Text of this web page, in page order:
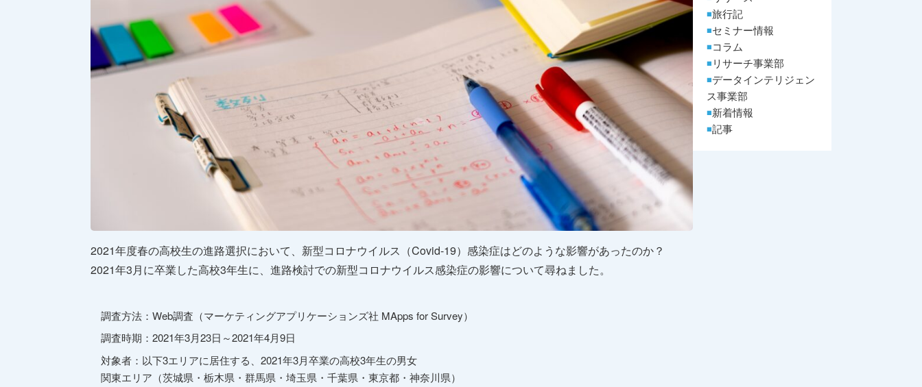
2021年度春の高校生の進路選択において、新型コロナウイルス（Covid-19）感染症はどのような影響があったのか？
2021年3月に卒業した高校3年生に、進路検討での新型コロナウイルス感染症の影響について尋ねました。
調査方法：Web調査（マーケティングアプリケーションズ社 MApps for Survey）
調査時期：2021年3月23日～2021年4月9日
対象者：以下3エリアに居住する、2021年3月卒業の高校3年生の男女
関東エリア（茨城県・栃木県・群馬県・埼玉県・千葉県・東京都・神奈川県）
旅行記
セミナー情報
コラム
リサーチ事業部
データインテリジェン
ス事業部
新着情報
記事